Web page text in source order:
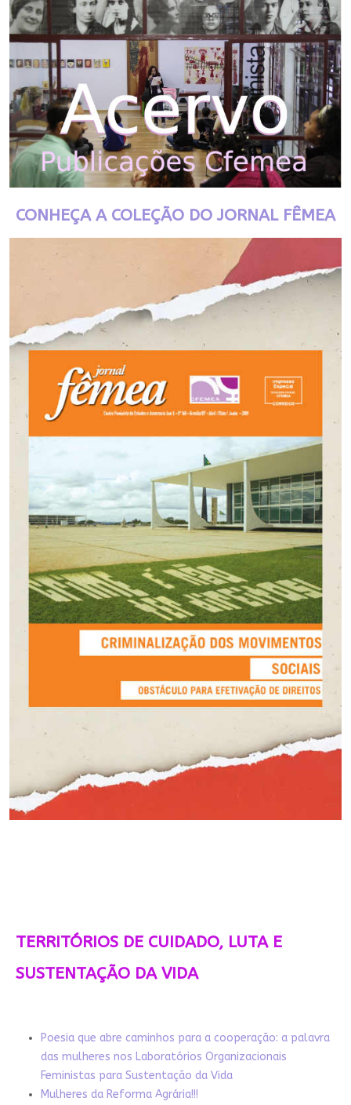
CONHEÇA A COLEÇÃO DO JORNAL FÊMEA
TERRITÓRIOS DE CUIDADO, LUTA E
SUSTENTAÇÃO DA VIDA
Poesia que abre caminhos para a cooperação: a palavra
das mulheres nos Laboratórios Organizacionais
Feministas para Sustentação da Vida
Mulheres da Reforma Agrária!!!